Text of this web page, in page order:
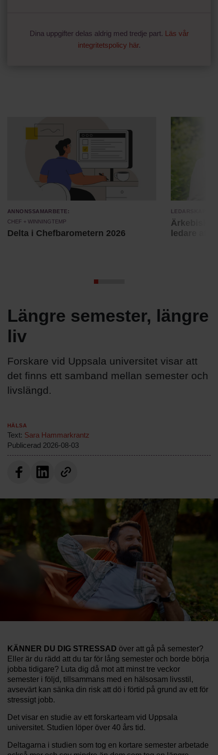
Dina uppgifter delas aldrig med tredje part. Läs vår
integritetspolicy här.
Annonssamarbete:
Chef + Winningtemp
Delta i Chefbarometern 2026
Ledarskap
ledare att
Längre semester, längre
liv
Forskare vid Uppsala universitet visar att
det finns ett samband mellan semester och
livslängd.
Hälsa
Text: Sara Hammarkrantz
Publicerad 2026-08-03
KÄNNER DU DIG STRESSAD över att gå på semester?
Eller är du rädd att du tar för lång semester och borde börja
jobba tidigare? Luta dig då mot att minst tre veckor
semester i följd, tillsammans med en hälsosam livsstil,
avsevärt kan sänka din risk att dö i förtid på grund av ett för
stressigt jobb.
Det visar en studie av ett forskarteam vid Uppsala
universitet. Studien löper över 40 års tid.
Deltagarna i studien som tog en kortare semester arbetade